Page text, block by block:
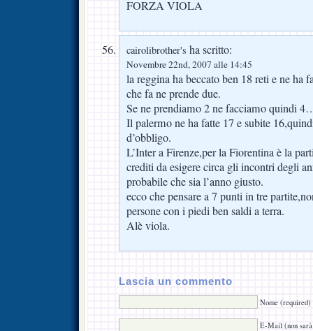
FORZA VIOLA
cairolibrother's ha scritto:
Novembre 22nd, 2007 alle 14:45
la reggina ha beccato ben 18 reti e ne ha
che fa ne prende due.
Se ne prendiamo 2 ne facciamo quindi
Il palermo ne ha fatte 17 e subite
d’obbligo.
L’Inter a Firenze,per la Fiorentina è la
crediti da esigere circa gli incontri degli
probabile che sia l’anno giusto.
ecco che pensare a 7 punti in tre
persone con i piedi ben saldi a terra.
Alè viola.
Lascia un commento
Nome (required)
E-Mail (non